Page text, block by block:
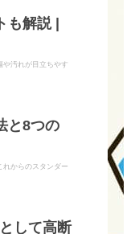
解説 |
や汚れが目立ちやす
と8つの
れからのスタンダー
して高断